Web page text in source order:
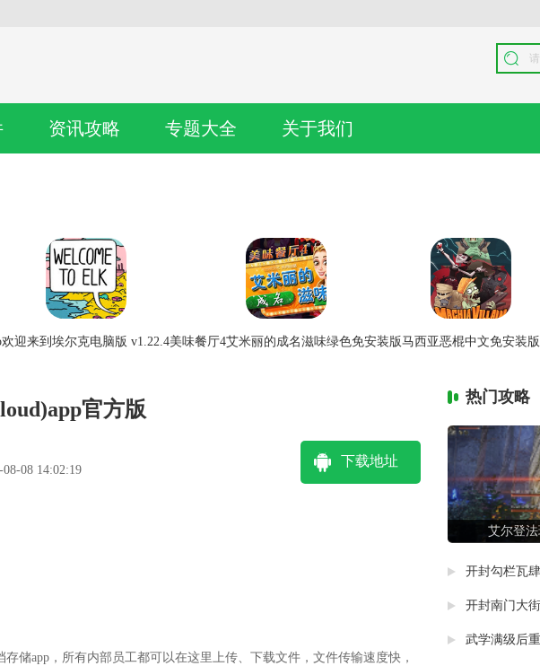
资讯攻略 专题大全 关于我们
欢迎来到埃尔克电脑版 v1.22.4美味餐厅4艾米丽的成名滋味绿色免安装版马西亚恶棍中文免安装版
官方版
08 14:02:19
下载地址
储app，所有内部员工都可以在这里上传、下载文件，文件传输速度快，
热门攻略